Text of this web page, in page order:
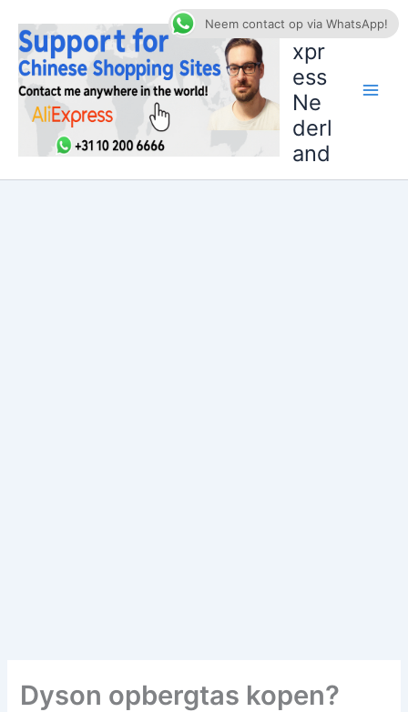
naar
inhoud
AliE
xpr
ess
Ne
derl
and
Dyson opbergtas kopen?
Neem contact op via WhatsApp!